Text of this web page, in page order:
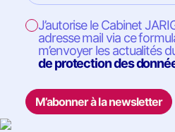
J’autorise le Cabinet
adresse mail via ce
m’envoyer les actualités
de protection des
M’abonner à la newsletter